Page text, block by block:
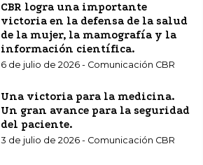
CBR logra una importante
victoria en la defensa de la salud
de la mujer, la mamografía y la
información científica.
6 de julio de 2026 - Comunicación CBR
Una victoria para la medicina.
Un gran avance para la seguridad
del paciente.
3 de julio de 2026 - Comunicación CBR